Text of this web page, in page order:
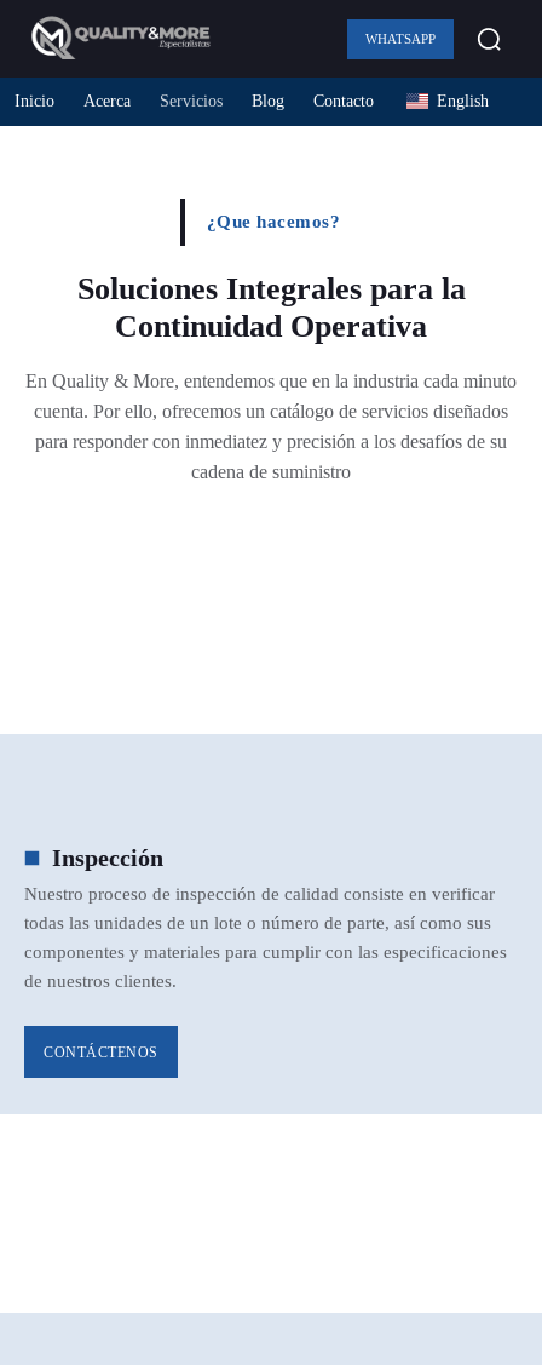
WHATSAPP
Inicio Acerca Servicios Blog Contacto English
¿Que hacemos?
Soluciones Integrales para la
Continuidad Operativa
En Quality & More, entendemos que en la industria cada minuto
cuenta. Por ello, ofrecemos un catálogo de servicios diseñados
para responder con inmediatez y precisión a los desafíos de su
cadena de suministro
Inspección
Nuestro proceso de inspección de calidad consiste en verificar
todas las unidades de un lote o número de parte, así como sus
componentes y materiales para cumplir con las especificaciones
de nuestros clientes.
CONTÁCTENOS